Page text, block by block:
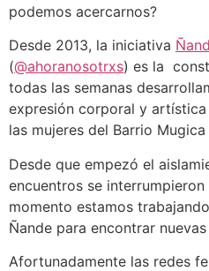
podemos acercarnos?
Desde 2013, la iniciativa
(@ahoranosotrxs) es la
todas las semanas
expresión corporal y
las mujeres del Barrio
Desde que empezó el
encuentros se
momento estamos
Ñande para encontrar
Afortunadamente las redes